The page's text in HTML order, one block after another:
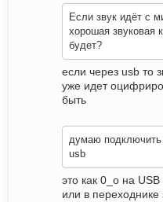
Если звук идёт с
хорошая звуковая
будет?
если через usb то
уже идет
быть
думаю подключить
usb
это как 0_o на
или в переходнике